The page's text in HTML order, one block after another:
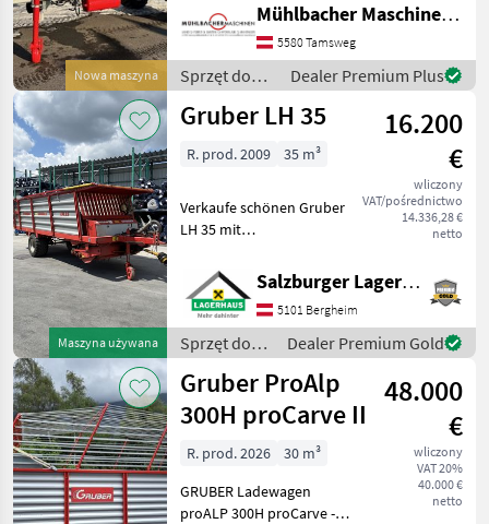
Nowa maszyna
KARDAN-Direktantrieb
ohne Kette -
Streuwerkdurchgang
1.060mm - hydraulis
Mühlbacher Maschinen GmbH
5580 Tamsweg
Sprzęt do
nawożenia i
nawadniania
Dealer Premium Plus
Maszyna używana
Gruber LH 35
16.200
€
wliczony
VAT/pośrednictwo
14.336,28 €
netto
R. prod. 2009 35 m³
Verkaufe schönen Gruber
LH 35 mit
Breitreifen, hydr.
Kratzboden, hydr.
Heckklappe,
Zentralschmierung, usw.
Guter Zustand Wir bitten
telefoni
Salzburger Lagerhaus-Technik
5101 Bergheim
Sprzęt do
zbioru siana
i paszowy /
Gruber
Dealer Premium Gold
Gruber ProAlp
300H proCarve II
48.000
€
wliczony
VAT 20%
40.000 €
netto
R. prod. 2026
30 m³
GRUBER Ladewagen
proALP 300H proCarve -